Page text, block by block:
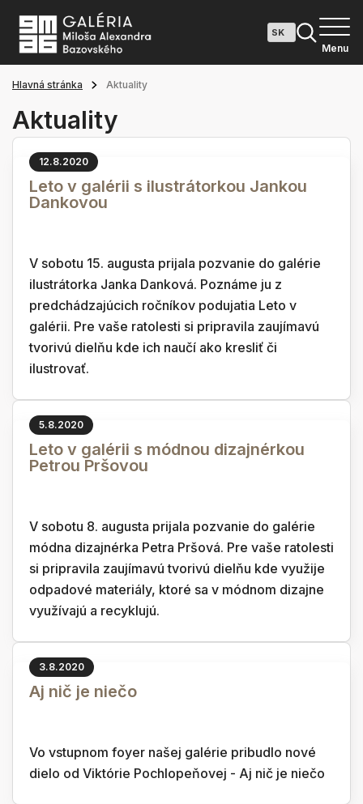
Menu
Hlavná stránka Aktuality
Aktuality
12.8.2020
Leto v galérii s ilustrátorkou Jankou
Dankovou
V sobotu 15. augusta prijala pozvanie do galérie
ilustrátorka Janka Danková. Poznáme ju z
predchádzajúcich ročníkov podujatia Leto v
galérii. Pre vaše ratolesti si pripravila zaujímavú
tvorivú dielňu kde ich naučí ako kresliť či
ilustrovať.
5.8.2020
Leto v galérii s módnou dizajnérkou
Petrou Pršovou
V sobotu 8. augusta prijala pozvanie do galérie
módna dizajnérka Petra Pršová. Pre vaše ratolesti
si pripravila zaujímavú tvorivú dielňu kde využije
odpadové materiály, ktoré sa v módnom dizajne
využívajú a recyklujú.
3.8.2020
Aj nič je niečo
Vo vstupnom foyer našej galérie pribudlo nové
dielo od Viktórie Pochlopeňovej - Aj nič je niečo